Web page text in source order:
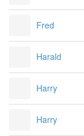
Fred
Harald
Harry
Harry